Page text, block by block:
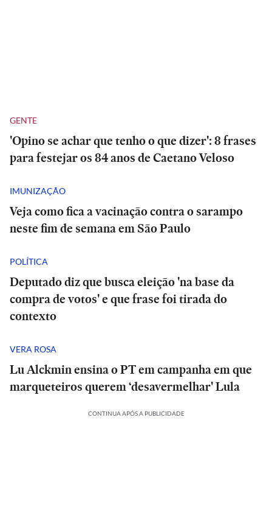
GENTE
'Opino se achar que tenho o que dizer': 8 frases
para festejar os 84 anos de Caetano Veloso
IMUNIZAÇÃO
Veja como fica a vacinação contra o sarampo
neste fim de semana em São Paulo
POLÍTICA
Deputado diz que busca eleição 'na base da
compra de votos' e que frase foi tirada do
contexto
VERA ROSA
Lu Alckmin ensina o PT em campanha em que
marqueteiros querem ‘desavermelhar' Lula
CONTINUA APÓS A PUBLICIDADE